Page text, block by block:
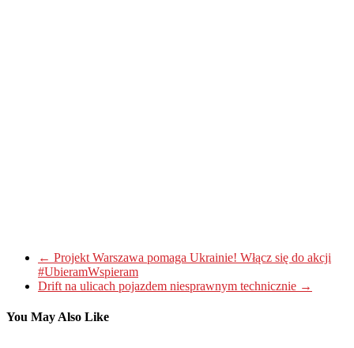
← Projekt Warszawa pomaga Ukrainie! Włącz się do akcji
#UbieramWspieram
Drift na ulicach pojazdem niesprawnym technicznie →
You May Also Like